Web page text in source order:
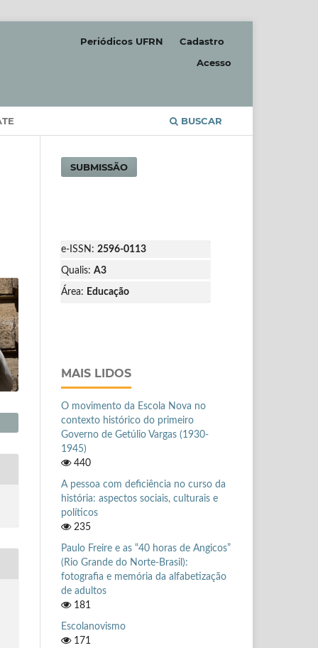
BUSCAR
Periódicos UFRN
Cadastro
Acesso
SUBMISSÃO
e-ISSN: 2596-0113
Qualis: A3
Área: Educação
MAIS LIDOS
O movimento da Escola Nova no
contexto histórico do primeiro
Governo de Getúlio Vargas (1930-
1945)
440
A pessoa com deficiência no curso da
história: aspectos sociais, culturais e
políticos
235
Paulo Freire e as “40 horas de Angicos”
(Rio Grande do Norte-Brasil):
fotografia e memória da alfabetização
de adultos
181
Escolanovismo
171